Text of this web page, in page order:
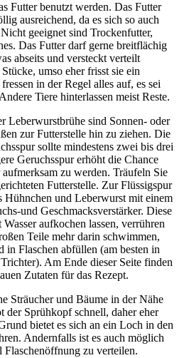
Futter benutzt werden. Das Futter
ausreichend, da es sich so auch
geeignet sind Trockenfutter,
Das Futter darf gerne breitflächig
abseits und versteckt verteilt
umso eher frisst sie ein
in der Regel alles auf, es sei
Tiere hinterlassen meist Reste.
Leberwurstbrühe sind Sonnen- oder
zur Futterstelle hin zu ziehen. Die
sollte mindestens zwei bis drei
Geruchsspur erhöht die Chance
zu werden. Träufeln Sie
Futterstelle. Zur Flüssigspur
Hühnchen und Leberwurst mit einem
und Geschmacksverstärker. Diese
aufkochen lassen, verrühren
Teile mehr darin schwimmen,
in Flaschen abfüllen (am besten in
Am Ende dieser Seite finden
Zutaten für das Rezept.
Sträucher und Bäume in der Nähe
der Sprühkopf schnell, daher eher
bietet es sich an ein Loch in den
Andernfalls ist es auch möglich
zu verteilen.